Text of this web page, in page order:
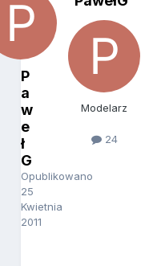
P
a
w
e
ł
G
Opublikowano
25
Kwietnia
2011
Modelarz
24